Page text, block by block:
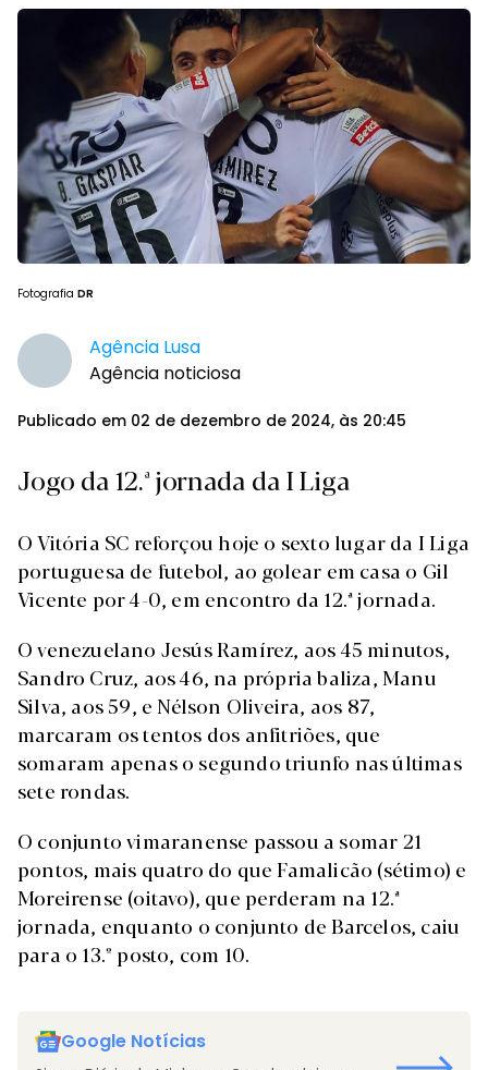
Fotografia DR
Agência Lusa
Agência noticiosa
Publicado em 02 de dezembro de 2024, às 20:45
Jogo da 12.ª jornada da I Liga
O Vitória SC reforçou hoje o sexto lugar da I Liga
portuguesa de futebol, ao golear em casa o Gil
Vicente por 4-0, em encontro da 12.ª jornada.
O venezuelano Jesús Ramírez, aos 45 minutos,
Sandro Cruz, aos 46, na própria baliza, Manu
Silva, aos 59, e Nélson Oliveira, aos 87,
marcaram os tentos dos anfitriões, que
somaram apenas o segundo triunfo nas últimas
sete rondas.
O conjunto vimaranense passou a somar 21
pontos, mais quatro do que Famalicão (sétimo) e
Moreirense (oitavo), que perderam na 12.ª
jornada, enquanto o conjunto de Barcelos, caiu
para o 13.º posto, com 10.
Google Notícias